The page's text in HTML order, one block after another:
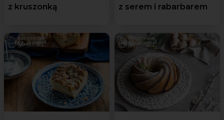
z kruszonką
z serem i rabarbarem